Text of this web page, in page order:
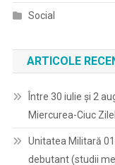
Social
ARTICOLE
Între 30 iulie și 2
Miercurea-Ciuc
Unitatea Militară
debutant (studii